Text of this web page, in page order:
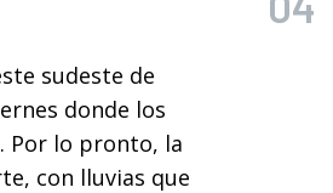
sudeste de
donde los
Por lo pronto, la
con lluvias que